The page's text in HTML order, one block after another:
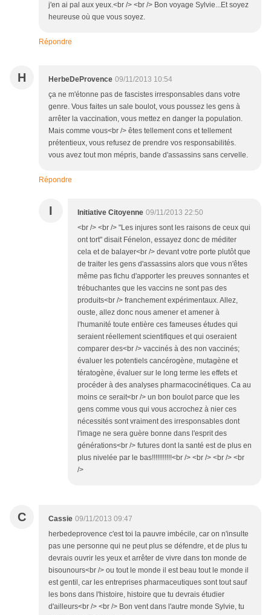
j'en ai pal aux yeux.<br /> <br /> Bon voyage Sylvie...Et soyez
heureuse où que vous soyez.
Répondre
H HerbeDeProvence 09/11/2013 10:54
ça ne m'étonne pas de fascistes irresponsables dans votre
genre. Vous faites un sale boulot, vous poussez les gens à
arrêter la vaccination, vous mettez en danger la population.
Mais comme vous<br /> êtes tellement cons et tellement
prétentieux, vous refusez de prendre vos responsabilités.
vous avez tout mon mépris, bande d'assassins sans cervelle.
Répondre
I Initiative Citoyenne 09/11/2013 22:50
<br /> <br /> "Les injures sont les raisons de ceux qui
ont tort" disait Fénelon, essayez donc de méditer
cela et de balayer<br /> devant votre porte plutôt que
de traiter les gens d'assassins alors que vous n'êtes
même pas fichu d'apporter les preuves sonnantes et
trébuchantes que les vaccins ne sont pas des
produits<br /> franchement expérimentaux. Allez,
ouste, allez donc nous amener et amener à
l'humanité toute entière ces fameuses études qui
seraient réellement scientifiques et qui oseraient
comparer des<br /> vaccinés à des non vaccinés;
évaluer les potentiels cancérogène, mutagène et
tératogène, évaluer sur le long terme les effets et
procéder à des analyses pharmacocinétiques. Ca au
moins ce serait<br /> un bon boulot parce que les
gens comme vous qui vous accrochez à nier ces
nécessités sont vraiment des irresponsables dont
l'image ne sera guère bonne dans l'esprit des
générations<br /> futures dont la santé est de plus en
plus nivelée par le bas!!!!!!!!!!!<br /> <br /> <br /> <br
/>
C Cassie 09/11/2013 09:47
herbedeprovence c'est toi la pauvre imbécile, car on n'insulte
pas une personne qui ne peut plus se défendre, et de plus tu
devrais ouvrir les yeux et arrêter de vivre dans ton monde de
bisounours<br /> ou tout le monde il est beau tout le monde il
est gentil, car les entreprises pharmaceutiques sont tout sauf
les bons dans l'histoire, histoire que tu devrais étudier
d'ailleurs<br /> <br /> Bon vent dans l'autre monde Sylvie, tu